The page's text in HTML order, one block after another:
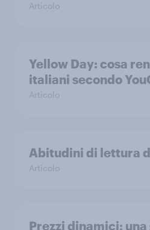
Articolo
Yellow Day: cosa
italiani secondo
Articolo
Abitudini di lettura
Articolo
Prezzi dinamici: